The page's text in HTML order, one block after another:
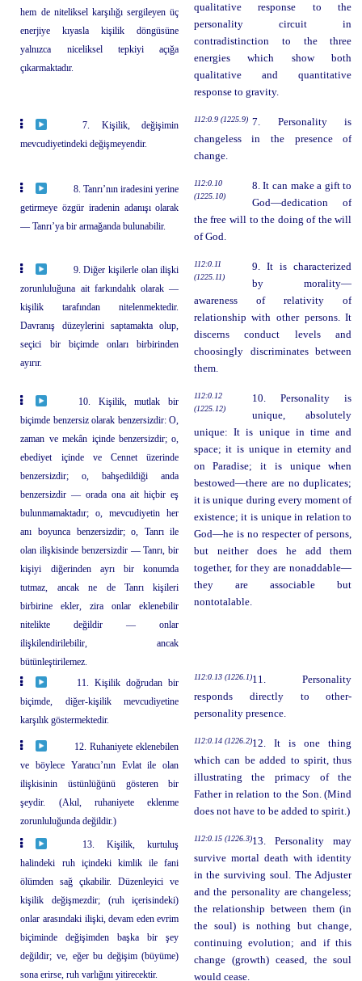
hem de niteliksel karşılığı sergileyen üç
enerjiye kıyasla kişilik döngüsüne
yalnızca niceliksel tepkiyi açığa
çıkarmaktadır.
qualitative response to the
personality circuit in
contradistinction to the three
energies which show both
qualitative and quantitative
response to gravity.
7. Kişilik, değişimin
mevcudiyetindeki değişmeyendir.
112:0.9 (1225.9) 7. Personality is
changeless in the presence of
change.
8. Tanrı’nın iradesini yerine
getirmeye özgür iradenin adanışı olarak
— Tanrı’ya bir armağanda bulunabilir.
112:0.10
(1225.10)
8. It can make a gift to
God—dedication of
the free will to the doing of the will
of God.
9. Diğer kişilerle olan ilişki
zorunluluğuna ait farkındalık olarak —
kişilik tarafından nitelenmektedir.
Davranış düzeylerini saptamakta olup,
seçici bir biçimde onları birbirinden
ayırır.
112:0.11
(1225.11)
9. It is characterized
by morality—
awareness of relativity of
relationship with other persons. It
discerns conduct levels and
choosingly discriminates between
them.
10. Kişilik, mutlak bir
biçimde benzersiz olarak benzersizdir: O,
zaman ve mekân içinde benzersizdir; o,
ebediyet içinde ve Cennet üzerinde
benzersizdir; o, bahşedildiği anda
benzersizdir — orada ona ait hiçbir eş
bulunmamaktadır; o, mevcudiyetin her
anı boyunca benzersizdir; o, Tanrı ile
olan ilişkisinde benzersizdir — Tanrı, bir
kişiyi diğerinden ayrı bir konumda
tutmaz, ancak ne de Tanrı kişileri
birbirine ekler, zira onlar eklenebilir
nitelikte değildir — onlar
ilişkilendirilebilir, ancak
bütünleştirilemez.
112:0.12
(1225.12)
10. Personality is
unique, absolutely
unique: It is unique in time and
space; it is unique in eternity and
on Paradise; it is unique when
bestowed—there are no duplicates;
it is unique during every moment of
existence; it is unique in relation to
God—he is no respecter of persons,
but neither does he add them
together, for they are nonaddable—
they are associable but
nontotalable.
11. Kişilik doğrudan bir
biçimde, diğer-kişilik mevcudiyetine
karşılık göstermektedir.
112:0.13 (1226.1)11. Personality
responds directly to other-
personality presence.
12. Ruhaniyete eklenebilen
ve böylece Yaratıcı’nın Evlat ile olan
ilişkisinin üstünlüğünü gösteren bir
şeydir. (Akıl, ruhaniyete eklenme
zorunluluğunda değildir.)
112:0.14 (1226.2)12. It is one thing
which can be added to spirit, thus
illustrating the primacy of the
Father in relation to the Son. (Mind
does not have to be added to spirit.)
13. Kişilik, kurtuluş
halindeki ruh içindeki kimlik ile fani
ölümden sağ çıkabilir. Düzenleyici ve
kişilik değişmezdir; (ruh içerisindeki)
onlar arasındaki ilişki, devam eden evrim
biçiminde değişimden başka bir şey
değildir; ve, eğer bu değişim (büyüme)
sona erirse, ruh varlığını yitirecektir.
112:0.15 (1226.3)13. Personality may
survive mortal death with identity
in the surviving soul. The Adjuster
and the personality are changeless;
the relationship between them (in
the soul) is nothing but change,
continuing evolution; and if this
change (growth) ceased, the soul
would cease.